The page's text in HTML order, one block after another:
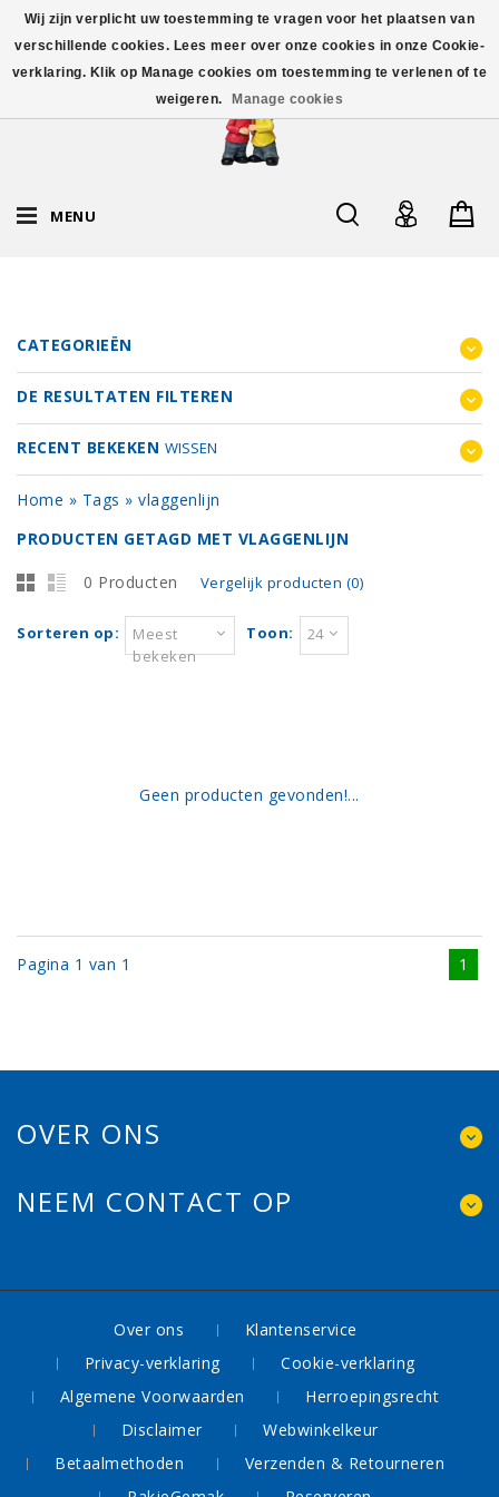
MENU
CATEGORIEËN
DE RESULTATEN FILTEREN
RECENT BEKEKEN WISSEN
Home » Tags » vlaggenlijn
PRODUCTEN GETAGD MET VLAGGENLIJN
0 Producten Vergelijk producten (0)
Sorteren op:
Meest
bekeken
Toon: 24
Geen producten gevonden!...
Pagina 1 van 1 1
OVER ONS
NEEM CONTACT OP
Over ons
Klantenservice
Privacy-verklaring
Cookie-verklaring
Algemene Voorwaarden
Herroepingsrecht
Disclaimer
Webwinkelkeur
Betaalmethoden
Verzenden & Retourneren
Wij zijn verplicht uw toestemming te vragen voor het plaatsen van
verschillende cookies. Lees meer over onze cookies in onze Cookie-
verklaring. Klik op Manage cookies om toestemming te verlenen of te
weigeren.
Manage cookies